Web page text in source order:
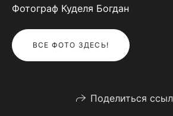
Фотограф Куделя Богдан
ВСЕ ФОТО ЗДЕСЬ!
Поделиться